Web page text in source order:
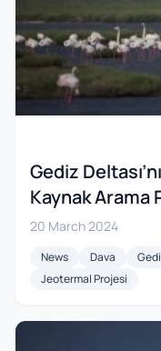
Gediz
Kaynak Arama
20 March 2024
News Dava
Jeotermal Projesi